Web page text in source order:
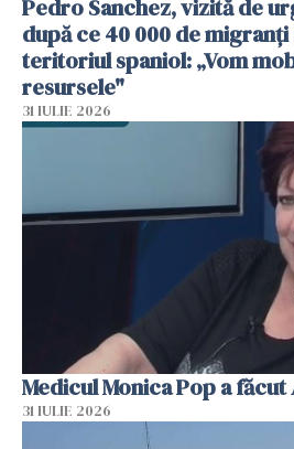
Pedro Sanchez, vizită de
după ce 40 000 de
teritoriul spaniol: „Vom
resursele"
31 IULIE 2026
Medicul Monica Pop a făcut
31 IULIE 2026